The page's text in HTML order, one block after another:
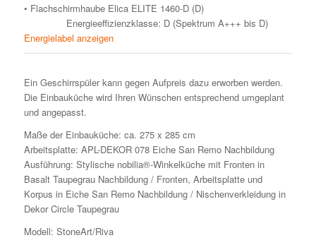
• Flachschirmhaube Elica ELITE 1460-D (D)
Energieeffizienzklasse: D (Spektrum A+++ bis D)
Energielabel anzeigen
Ein Geschirrspüler kann gegen Aufpreis dazu erworben werden.
Die Einbauküche wird Ihren Wünschen entsprechend umgeplant
und angepasst.
Maße der Einbauküche: ca. 275 x 285 cm
Arbeitsplatte: APL-DEKOR 078 Eiche San Remo Nachbildung
Ausführung: Stylische nobilia®-Winkelküche mit Fronten in
Basalt Taupegrau Nachbildung / Fronten, Arbeitsplatte und
Korpus in Eiche San Remo Nachbildung / Nischenverkleidung in
Dekor Circle Taupegrau
Modell: StoneArt/Riva